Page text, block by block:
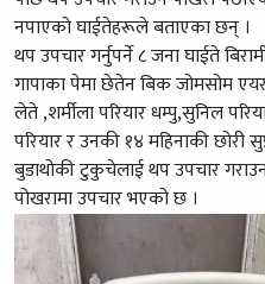
नपाएको घाईतेहरूले बताएका छन् ।
थप उपचार गर्नुपर्ने ८ जना घाईते
गापाका पेमा छेतेन बिक जोमसोम
लेते ,शर्मीला परियार धम्पु,सुनिल
परियार र उनकी १४ महिनाकी छोरी
बुडाथोकी टुकुचेलाई थप उपचार
पोखरामा उपचार भएको छ ।